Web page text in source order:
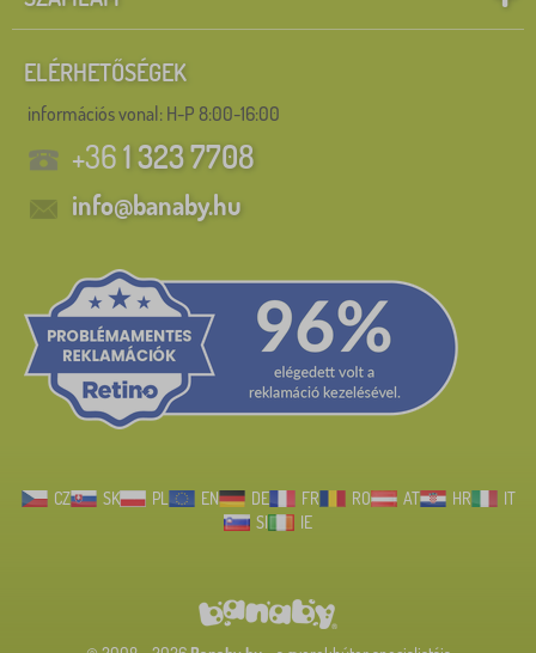
ELÉRHETŐSÉGEK
információs vonal: H-P 8:00-16:00
+361 323 7708
info@banaby.hu
CZ SK PL EN DE FR RO AT HR
IT
SI
IE